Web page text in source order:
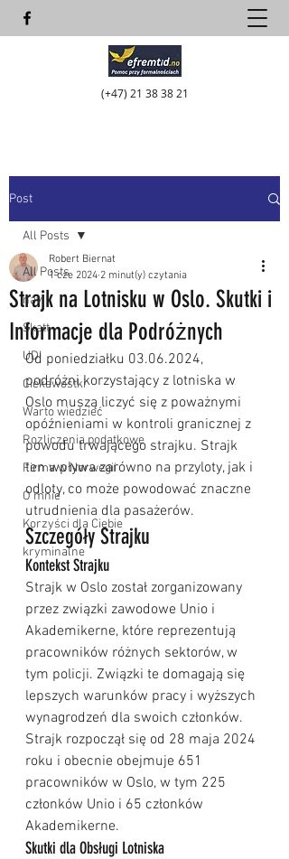
(+47) 21 38 38 21
Post
All Posts
nav
Skatt
UDI
Ciekawostki
Warto wiedzieć
Rozliczenia podatkowe
Firma w Norwegii
O mnie
Korzyści dla Ciebie
kryminalne
All Posts
Strajk na Lotnisku w Oslo. Skutki i
Informacje dla Podróżnych
Robert Biernat
1 cze 2024 2 minut(y) czytania
Od poniedziałku 03.06.2024,
podróżni korzystający z lotniska w
Oslo muszą liczyć się z poważnymi
opóźnieniami w kontroli granicznej z
powodu trwającego strajku. Strajk
ten wpływa zarówno na przyloty, jak i
odloty, co może powodować znaczne
utrudnienia dla pasażerów.
Szczegóły Strajku
Kontekst Strajku
Strajk w Oslo został zorganizowany
przez związki zawodowe Unio i
Akademikerne, które reprezentują
pracowników różnych sektorów, w
tym policji. Związki te domagają się
lepszych warunków pracy i wyższych
wynagrodzeń dla swoich członków.
Strajk rozpoczął się od 28 maja 2024
roku i obecnie obejmuje 651
pracowników w Oslo, w tym 225
członków Unio i 65 członków
Akademikerne.
Skutki dla Obsługi Lotniska